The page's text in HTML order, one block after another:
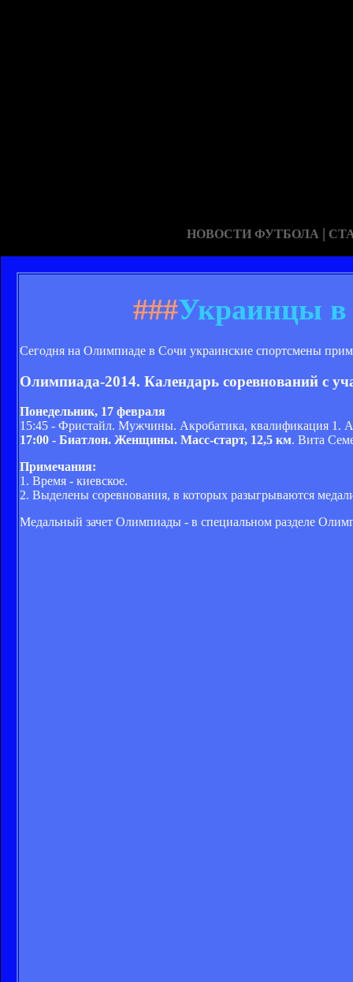
НОВОСТИ ФУТБОЛА |
###Украинцы в
Сегодня на Олимпиаде в Сочи украинские спортсмены
Олимпиада-2014. Календарь соревнований с
Понедельник, 17 февраля
15:45 - Фристайл. Мужчины. Акробатика, квалификация 1.
17:00 - Биатлон. Женщины. Масс-старт, 12,5 км. Вита
Примечания:
1. Время - киевское.
2. Выделены соревнования, в которых разыгрываются
Медальный зачет Олимпиады - в специальном разделе